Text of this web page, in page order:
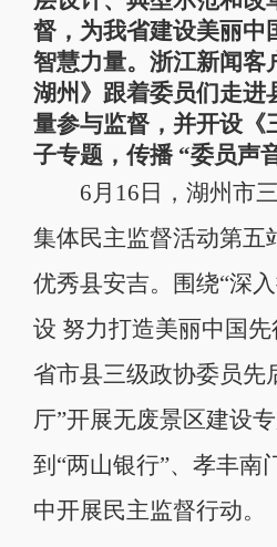
督，为我省建设美丽中
智慧力量。浙江新闻客
湖州》跟着委员们走进
量参与监督，并开设《
子专题，传播 “委员声
6月16日，湖州市三
集体民主监督活动第五
优秀县安吉。围绕“深
设 努力打造美丽中国先
省市县三级政协委员先
厅”开展无废景区建设
到“两山银行”、孝丰南
中开展民主监督行动。